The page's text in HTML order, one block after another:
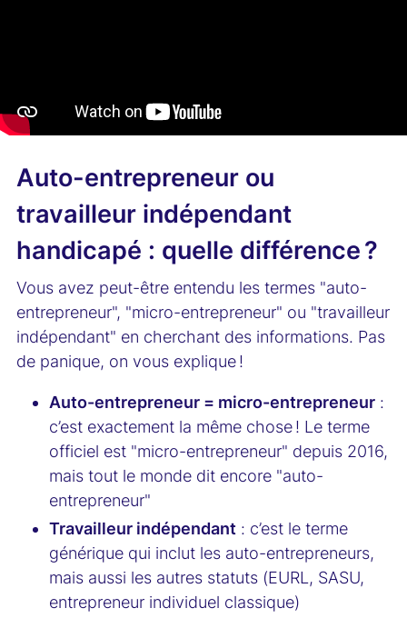
Auto-entrepreneur ou
travailleur indépendant
handicapé : quelle différence ?
Vous avez peut-être entendu les termes "auto-
entrepreneur", "micro-entrepreneur" ou "travailleur
indépendant" en cherchant des informations. Pas
de panique, on vous explique !
Auto-entrepreneur = micro-entrepreneur :
c’est exactement la même chose ! Le terme
officiel est "micro-entrepreneur" depuis 2016,
mais tout le monde dit encore "auto-
entrepreneur"
Travailleur indépendant : c’est le terme
générique qui inclut les auto-entrepreneurs,
mais aussi les autres statuts (EURL, SASU,
entrepreneur individuel classique)